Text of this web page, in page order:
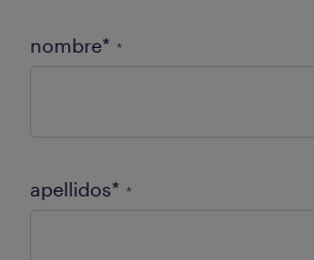
nombre* *
apellidos* *